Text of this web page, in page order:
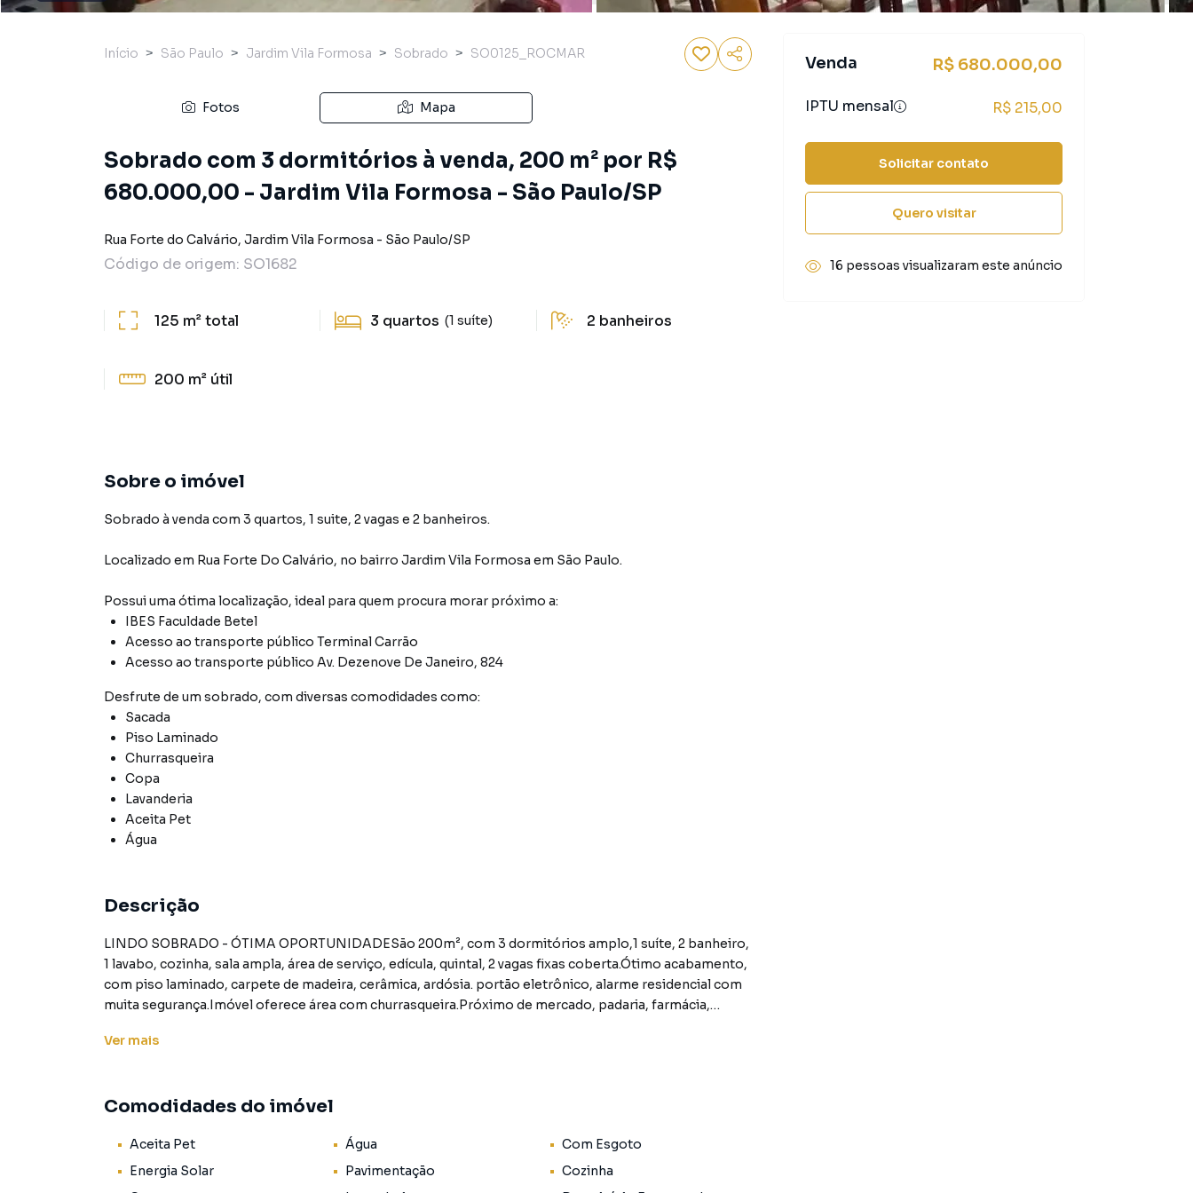
Início São Paulo Jardim Vila Formosa Sobrado SO0125_ROCMAR
Fotos Mapa
Sobrado com 3 dormitórios à venda, 200 m² por R$
680.000,00 - Jardim Vila Formosa - São Paulo/SP
Rua Forte do Calvário, Jardim Vila Formosa - São Paulo/SP
Código de origem: SO1682
125 m²total 3 quartos (1 suíte) 2 banheiros
200 m² útil
Sobre o imóvel
Sobrado à venda com 3 quartos, 1 suite, 2 vagas e 2 banheiros.
Localizado em Rua Forte Do Calvário, no bairro Jardim Vila Formosa em São Paulo.
Possui uma ótima localização, ideal para quem procura morar próximo a:
IBES Faculdade Betel
Acesso ao transporte público Terminal Carrão
Acesso ao transporte público Av. Dezenove De Janeiro, 824
Desfrute de um sobrado, com diversas comodidades como:
Sacada
Piso Laminado
Churrasqueira
Copa
Lavanderia
Aceita Pet
Água
Descrição
LINDO SOBRADO - ÓTIMA OPORTUNIDADESão 200m², com 3 dormitórios amplo,1 suíte, 2 banheiro,
1 lavabo, cozinha, sala ampla, área de serviço, edícula, quintal, 2 vagas fixas coberta.Ótimo acabamento,
com piso laminado, carpete de madeira, cerâmica, ardósia. portão eletrônico, alarme residencial com
muita segurança.Imóvel oferece área com churrasqueira.Próximo de mercado, padaria, farmácia,
principais vias para Aricanduva, Marginal, etc. Agende uma visita com um de nossos
encontrou o que procurava ou deseja mais informações sobre Sobrado em São Paulo? Entre em
contato com nossa equipe pelo telefone (11) 2918-4000.
Ver mais
Comodidades do imóvel
Aceita Pet Água
Com Esgoto
Energia Solar
Pavimentação
Cozinha
Venda R$ 680.000,00
IPTU mensal R$ 215,00
Solicitar contato
Quero visitar
16 pessoas visualizaram este anúncio